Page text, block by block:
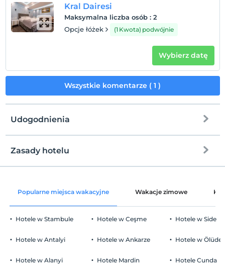
Kral Dairesi
Maksymalna liczba osób : 2
Opcje łóżek
(1 Kwota) podwójnie
Wybierz datę
Wszystkie komentarze ( 1 )
Udogodnienia
Części wspólne i wszystkie pokoje
Zasady hotelu
Zameldować się
Wymeldować się
Przed 12:00
Zwierzęta
Popularne miejsca wakacyjne Wakacje zimowe
Hotele w Stambule
Hotele w Antalyi
Hotele w Alanyi
Hotele w Ceşme
Hotele w Ankarze
Hotele Mardin
Hotele w Side
Hotele w
Hotele Cunda